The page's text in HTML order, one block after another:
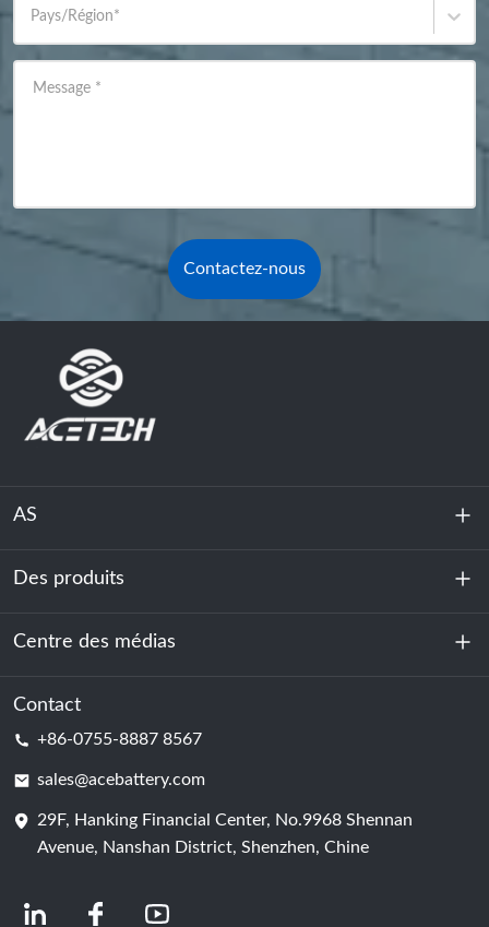
Pays/Région*
Message *
Contactez-nous
AS
À propos de nous
Durabilité
Des produits
Stockage d'énergie
Centre de données et salle des serveurs
Cellule de batterie
Centre des médias
Nouvelles
Contact
+86-0755-8887 8567
sales@acebattery.com
29F, Hanking Financial Center, No.9968 Shennan
Avenue, Nanshan District, Shenzhen, Chine